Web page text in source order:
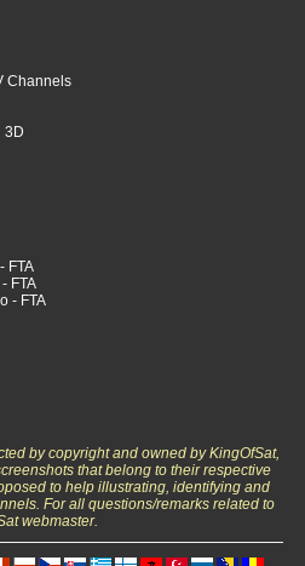
Channels
3D
FTA
FTA
- FTA
by copyright and owned by KingOfSat,
that belong to their respective
to help illustrating, identifying and
For all questions/remarks related to
webmaster.